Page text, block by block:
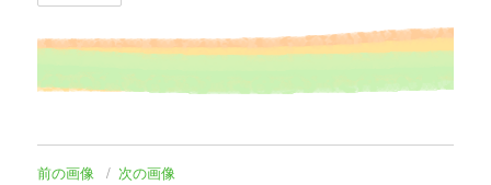
前の画像 次の画像